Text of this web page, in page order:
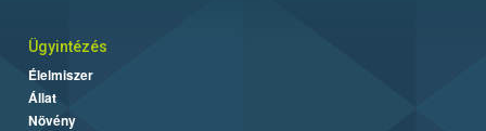
Ügyintézés
Élelmiszer
Állat
Növény